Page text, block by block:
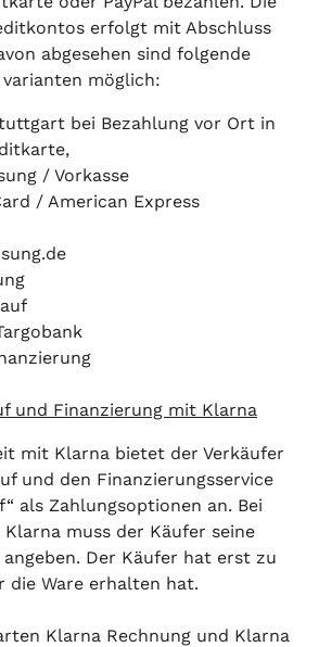
erfolgt mit Abschluss
abgesehen sind folgende
möglich:
bei Bezahlung vor Ort in
/ Vorkasse
/ American Express
und Finanzierung mit Klarna
mit Klarna bietet der Verkäufer
und den Finanzierungsservice
als Zahlungsoptionen an. Bei
muss der Käufer seine
Der Käufer hat erst zu
die Ware erhalten hat.
Klarna Rechnung und Klarna